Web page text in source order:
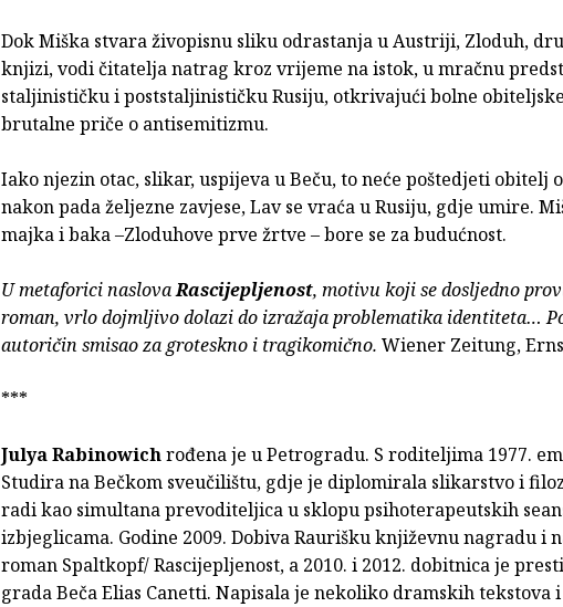
Dok Miška stvara živopisnu sliku odrastanja u Austriji, Zloduh,
knjizi, vodi čitatelja natrag kroz vrijeme na istok, u mračnu
staljinističku i poststaljinističku Rusiju, otkrivajući bolne
brutalne priče o antisemitizmu.
Iako njezin otac, slikar, uspijeva u Beču, to neće poštedjeti obitelj
nakon pada željezne zavjese, Lav se vraća u Rusiju, gdje umire.
majka i baka –Zloduhove prve žrtve – bore se za budućnost.
U metaforici naslovaRascijepljenost, motivu koji se dosljedno
roman, vrlo dojmljivo dolazi do izražaja problematika identiteta…
autoričin smisao za groteskno i tragikomično. Wiener Zeitung,
***
Julya Rabinowichrođena je u Petrogradu. S roditeljima 1977.
Studira na Bečkom sveučilištu, gdje je diplomirala slikarstvo i
radi kao simultana prevoditeljica u sklopu psihoterapeutskih
izbjeglicama. Godine 2009. Dobiva Raurišku književnu nagradu i
roman Spaltkopf/ Rascijepljenost, a 2010. i 2012. dobitnica je
grada Beča Elias Canetti. Napisala je nekoliko dramskih tekstova